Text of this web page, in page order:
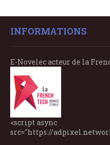
INFORMATIONS
E-Novelec acteur de la
<script async
src="https://